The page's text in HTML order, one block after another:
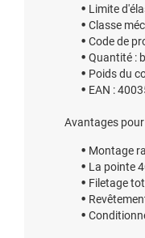
Limite
Classe
Code de
Quantité :
Poids du
EAN :
Avantages
Montage
La pointe
Filetage